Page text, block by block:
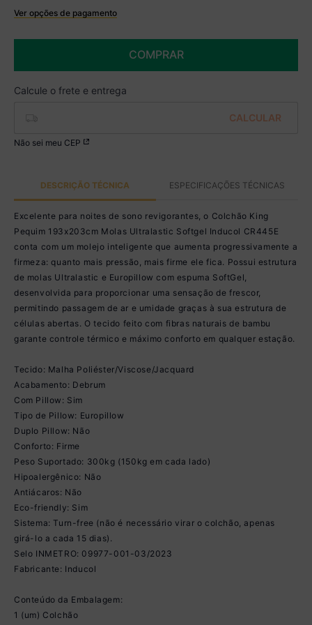
Ver opções de pagamento
R$ 2.564,99 à vista no BoletoCOMPRAR
Não sei meu CEP
DESCRIÇÃO TÉCNICA ESPECIFICAÇÕES TÉCNICAS
Excelente para noites de sono revigorantes, o Colchão King
Pequim 193x203cm Molas Ultralastic Softgel Inducol CR445E
conta com um molejo inteligente que aumenta progressivamente a
firmeza: quanto mais pressão, mais firme ele fica. Possui estrutura
de molas Ultralastic e Europillow com espuma SoftGel,
desenvolvida para proporcionar uma sensação de frescor,
permitindo passagem de ar e umidade graças à sua estrutura de
células abertas. O tecido feito com fibras naturais de bambu
garante controle térmico e máximo conforto em qualquer estação.
Tecido: Malha Poliéster/Viscose/Jacquard
Acabamento: Debrum
Com Pillow: Sim
Tipo de Pillow: Europillow
Duplo Pillow: Não
Conforto: Firme
Peso Suportado: 300kg (150kg em cada lado)
Hipoalergênico: Não
Antiácaros: Não
Eco-friendly: Sim
Sistema: Turn-free (não é necessário virar o colchão, apenas
girá-lo a cada 15 dias).
Selo INMETRO: 09977-001-03/2023
Fabricante: Inducol
Conteúdo da Embalagem:
1 (um) Colchão